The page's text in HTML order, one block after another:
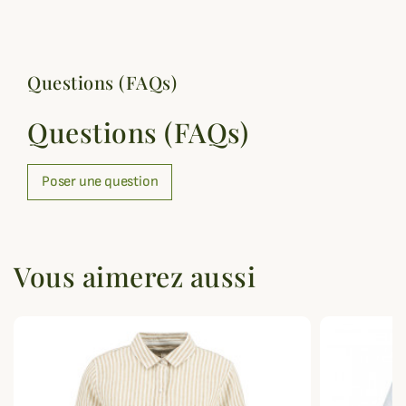
Questions (FAQs)
Questions (FAQs)
Poser une question
Vous aimerez aussi